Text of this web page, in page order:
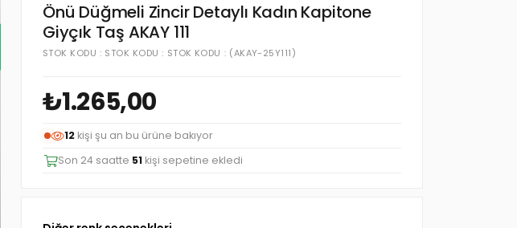
Önü Düğmeli Zincir Detaylı Kadın Kapitone
Giyçık Taş AKAY 111
(AKAY-25Y111)
STOK KODU STOK KODU STOK KODU
₺1.265,00
12 kişi şu an bu ürüne bakıyor
Son 24 saatte 51 kişi sepetine ekledi